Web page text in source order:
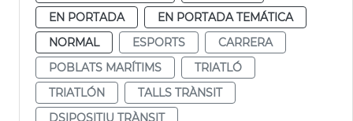
EN PORTADA
EN PORTADA TEMÁTICA
NORMAL
ESPORTS
CARRERA
POBLATS MARÍTIMS
TRIATLÓ
TRIATLÓN
TALLS TRÀNSIT
DSIPOSITIU TRÀNSIT